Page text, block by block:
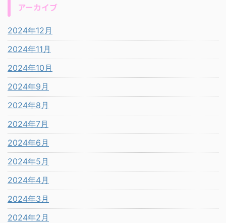
アーカイブ
2024年12月
2024年11月
2024年10月
2024年9月
2024年8月
2024年7月
2024年6月
2024年5月
2024年4月
2024年3月
2024年2月